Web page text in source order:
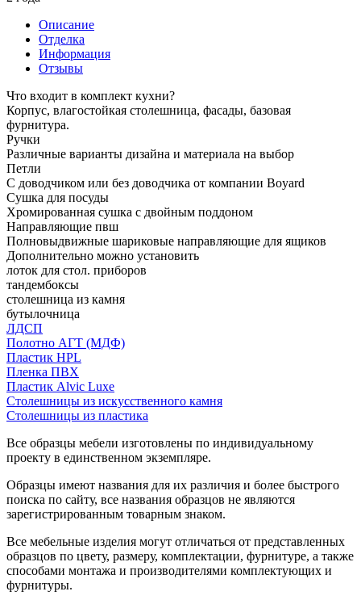
Описание
Отделка
Информация
Отзывы
Что входит в комплект кухни?
Корпус, влагостойкая столешница, фасады, базовая
фурнитура.
Ручки
Различные варианты дизайна и материала на выбор
Петли
С доводчиком или без доводчика от компании Boyard
Сушка для посуды
Хромированная сушка с двойным поддоном
Направляющие пвш
Полновыдвижные шариковые направляющие для ящиков
Дополнительно можно установить
лоток для стол. приборов
тандембоксы
столешница из камня
бутылочница
ЛДСП
Полотно АГТ (МДФ)
Пластик HPL
Пленка ПВХ
Пластик Alvic Luxe
Столешницы из искусственного камня
Столешницы из пластика
Все образцы мебели изготовлены по индивидуальному
проекту в единственном экземпляре.
Образцы имеют названия для их различия и более быстрого
поиска по сайту, все названия образцов не являются
зарегистрированным товарным знаком.
Все мебельные изделия могут отличаться от представленных
образцов по цвету, размеру, комплектации, фурнитуре, а также
способами монтажа и производителями комплектующих и
фурнитуры.